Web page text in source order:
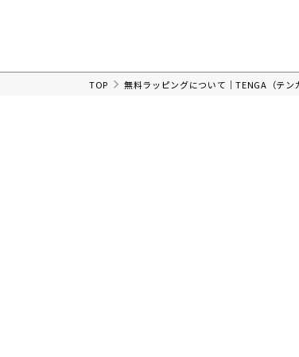
TOP 無料ラッピングについて｜TENGA（テ